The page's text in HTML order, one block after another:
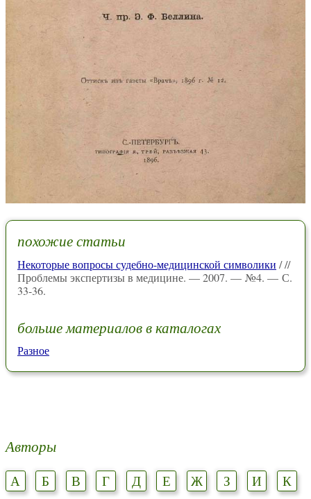
похожие статьи
Некоторые вопросы судебно-медицинской символики / //
Проблемы экспертизы в медицине. — 2007. — №4. — С.
33-36.
больше материалов в каталогах
Разное
Авторы
А Б В Г Д Е Ж З И
К